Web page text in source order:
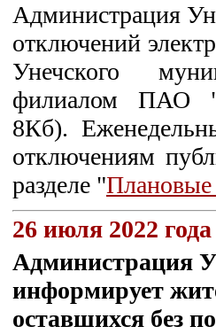
Администрация
отключений
Унечского
филиалом ПАО
8Кб).
отключениям
разделе "
26 июля 2022 года
Администрация
информирует
оставшихся без